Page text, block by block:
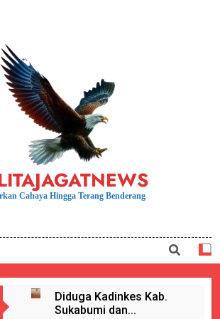
Cahaya Hingga Terang Benderang
Diduga Kadinkes Kab.
Sukabumi dan